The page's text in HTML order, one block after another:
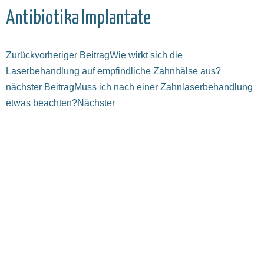
Antibiotika Implantate
Zurückvorheriger BeitragWie wirkt sich die
Laserbehandlung auf empfindliche Zahnhälse aus?
nächster BeitragMuss ich nach einer Zahnlaserbehandlung
etwas beachten?Nächster